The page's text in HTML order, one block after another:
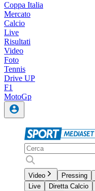
Coppa Italia
Mercato
Calcio
Live
Risultati
Video
Foto
Tennis
Drive UP
F1
MotoGp
Video Pressing
Live
Diretta Calcio